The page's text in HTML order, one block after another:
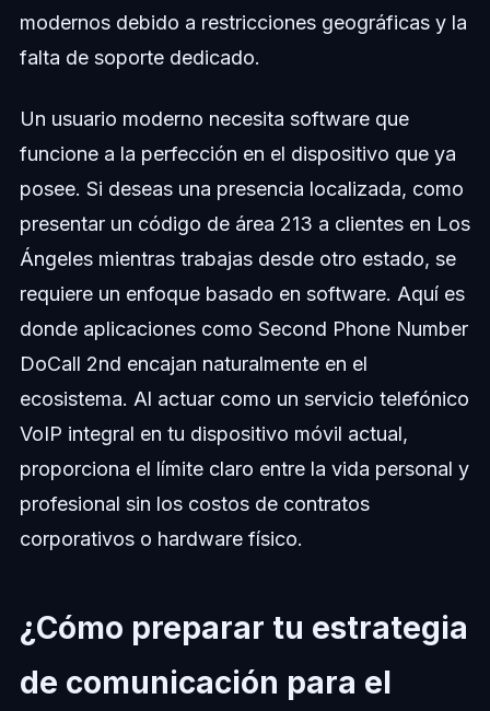
modernos debido a restricciones geográficas y la
falta de soporte dedicado.
Un usuario moderno necesita software que
funcione a la perfección en el dispositivo que ya
posee. Si deseas una presencia localizada, como
presentar un código de área 213 a clientes en Los
Ángeles mientras trabajas desde otro estado, se
requiere un enfoque basado en software. Aquí es
donde aplicaciones como Second Phone Number
DoCall 2nd encajan naturalmente en el
ecosistema. Al actuar como un servicio telefónico
VoIP integral en tu dispositivo móvil actual,
proporciona el límite claro entre la vida personal y
profesional sin los costos de contratos
corporativos o hardware físico.
¿Cómo preparar tu estrategia
de comunicación para el